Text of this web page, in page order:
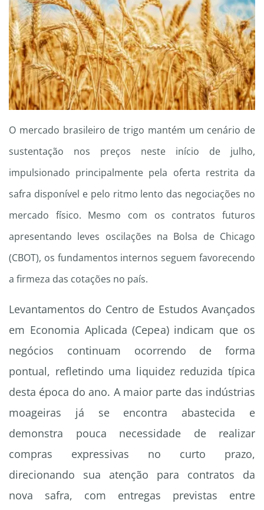
O mercado brasileiro de trigo mantém um cenário de
sustentação nos preços neste início de julho,
impulsionado principalmente pela oferta restrita da
safra disponível e pelo ritmo lento das negociações no
mercado físico. Mesmo com os contratos futuros
apresentando leves oscilações na Bolsa de Chicago
(CBOT), os fundamentos internos seguem favorecendo
a firmeza das cotações no país.
Levantamentos do Centro de Estudos Avançados
em Economia Aplicada (Cepea) indicam que os
negócios continuam ocorrendo de forma
pontual, refletindo uma liquidez reduzida típica
desta época do ano. A maior parte das indústrias
moageiras já se encontra abastecida e
demonstra pouca necessidade de realizar
compras expressivas no curto prazo,
direcionando sua atenção para contratos da
nova safra, com entregas previstas entre